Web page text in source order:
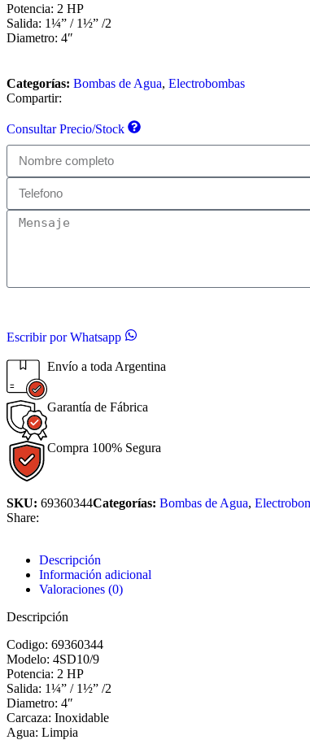
Potencia: 2 HP
Salida: 1¼” / 1½” /2
Diametro: 4″
Categorías: Bombas de Agua, Electrobombas
Compartir:
Consultar Precio/Stock
Escribir por Whatsapp
Envío a toda Argentina
Garantía de Fábrica
Compra 100% Segura
SKU: 69360344Categorías: Bombas de Agua,
Share:
Descripción
Información adicional
Valoraciones (0)
Descripción
Codigo: 69360344
Modelo: 4SD10/9
Potencia: 2 HP
Salida: 1¼” / 1½” /2
Diametro: 4″
Carcaza: Inoxidable
Agua: Limpia